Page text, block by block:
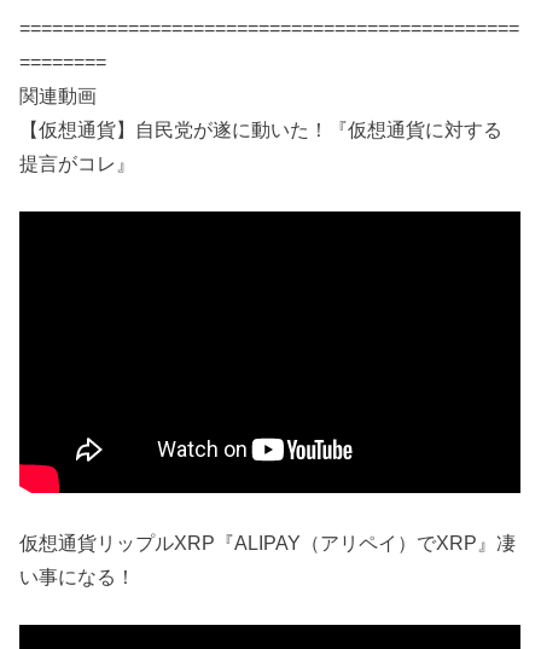
==============================================
========
関連動画
【仮想通貨】自民党が遂に動いた！『仮想通貨に対する
提言がコレ』
仮想通貨リップルXRP『ALIPAY（アリペイ）でXRP』凄
い事になる！